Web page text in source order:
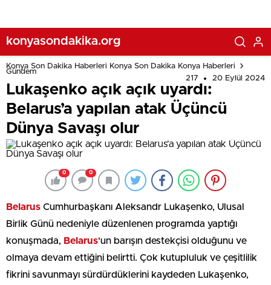
konyasondakika.org
Konya Son Dakika Haberleri Konya Son Dakika Konya Haberleri
Gündem
217
20 Eylül 2024
Lukaşenko açık açık uyardı:
Belarus’a yapılan atak Üçüncü
Dünya Savaşı olur
0 0
Belarus Cumhurbaşkanı Aleksandr Lukaşenko, Ulusal
Birlik Günü nedeniyle düzenlenen programda yaptığı
konuşmada, Belarus‘un barışın destekçisi olduğunu ve
olmaya devam ettiğini belirtti. Çok kutupluluk ve çeşitlilik
fikrini savunmayı sürdürdüklerini kaydeden Lukaşenko,